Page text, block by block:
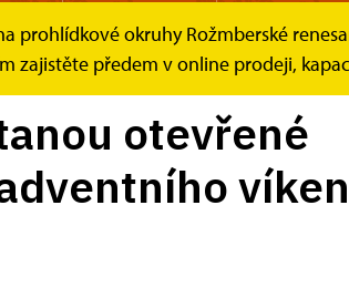
prohlídkové okruhy Rožmberské
zajistěte předem v online prodeji,
otevřené